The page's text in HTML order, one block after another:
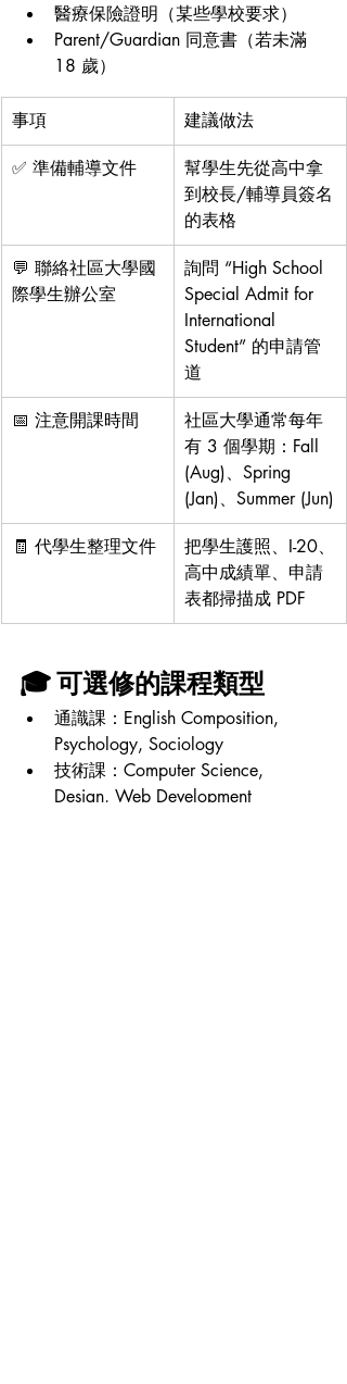
醫療保險證明（某些學校要求）
Parent/Guardian 同意書（若未滿
18 歲）
事項 建議做法
✅ 準備輔導文件
幫學生先從高中拿
到校長/輔導員簽名
的表格
💬 聯絡社區大學國
際學生辦公室
詢問 “High School
Special Admit for
International
Student” 的申請管
道
📅 注意開課時間
社區大學通常每年
有 3 個學期：Fall
(Aug)、Spring
(Jan)、Summer (Jun)
🧾 代學生整理文件
把學生護照、I-20、
高中成績單、申請
表都掃描成 PDF
🎓 可選修的課程類型
通識課：English Composition,
Psychology, Sociology
技術課：Computer Science,
Design, Web Development